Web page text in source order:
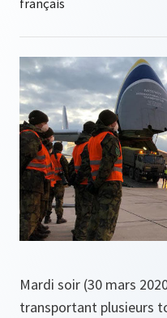
Mardi soir (30 mars
transportant plusieurs